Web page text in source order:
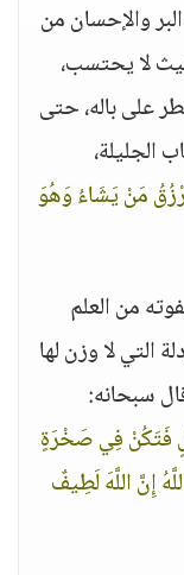
والإحسان من
لا يحتسب،
على باله، حتى
الجليلة،
مَنْ يَشَاءُ وَهُوَ
من العلم
لا وزن لها
سبحانه:
فَتَكُنْ فِي صَخْرَةٍ
إِنَّ اللَّهَ لَطِيفٌ